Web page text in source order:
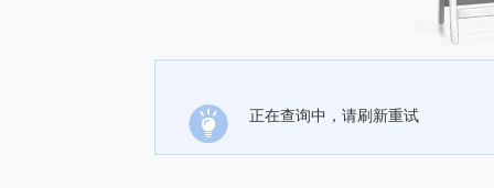
正在查询中，请刷新重试